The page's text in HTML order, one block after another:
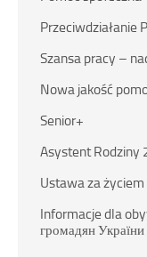
Przeciwdziałanie
Szansa pracy –
Nowa jakość
Senior+
Asystent Rodziny
Ustawa za życiem
Informacje dla
громадян України